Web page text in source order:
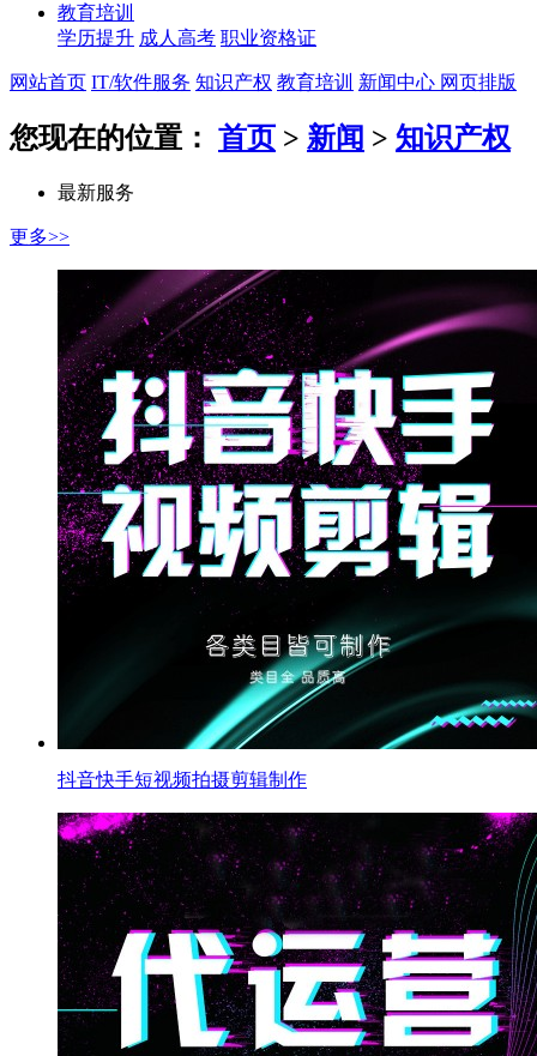
教育培训
学历提升 成人高考 职业资格证
网站首页 IT/软件服务 知识产权 教育培训 新闻中心 网页排版
您现在的位置： 首页 > 新闻 > 知识产权
最新服务
更多>>
抖音快手短视频拍摄剪辑制作